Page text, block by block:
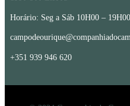
Horário: Seg a Sáb 10H00 – 19H00
+351 939 946 620